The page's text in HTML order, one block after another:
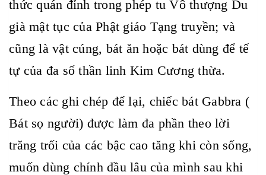
thức quán đỉnh trong phép tu Vô thượng Du
già mật tục của Phật giáo Tạng truyền; và
cũng là vật cúng, bát ăn hoặc bát dùng để tế
tự của đa số thần linh Kim Cương thừa.
Theo các ghi chép để lại, chiếc bát Gabbra (
Bát sọ người) được làm đa phần theo lời
trăng trối của các bậc cao tăng khi còn sống,
muốn dùng chính đầu lâu của mình sau khi